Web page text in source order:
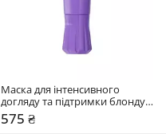
Маска для інтенсивного
догляду та підтримки блонду з
молочною кислотою NEQI
Treatment Treasure Blond
575 ₴